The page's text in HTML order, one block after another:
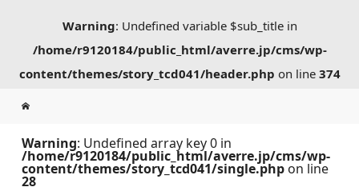
Warning: Undefined variable $sub_title in
/home/r9120184/public_html/averre.jp/cms/wp-
content/themes/story_tcd041/header.php on line 374
Warning: Undefined array key 0 in
/home/r9120184/public_html/averre.jp/cms/wp-
content/themes/story_tcd041/single.php on line
28